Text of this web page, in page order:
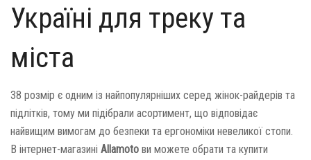
Україні для треку та
міста
38 розмір є одним із найпопулярніших серед жінок-райдерів та
підлітків, тому ми підібрали асортимент, що відповідає
найвищим вимогам до безпеки та ергономіки невеликої стопи.
В інтернет-магазині Allamoto ви можете обрати та купити